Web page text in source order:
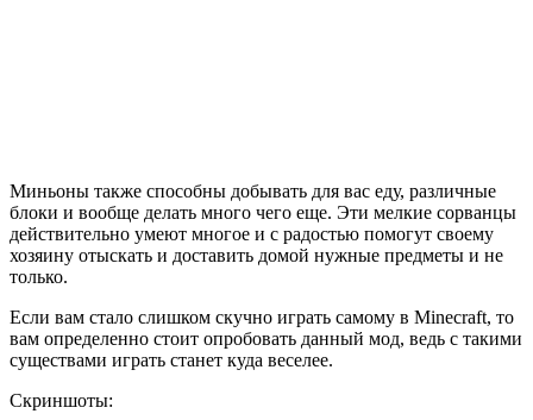
Миньоны также способны добывать для вас еду, различные
блоки и вообще делать много чего еще. Эти мелкие сорванцы
действительно умеют многое и с радостью помогут своему
хозяину отыскать и доставить домой нужные предметы и не
только.
Если вам стало слишком скучно играть самому в Minecraft, то
вам определенно стоит опробовать данный мод, ведь с такими
существами играть станет куда веселее.
Скриншоты: